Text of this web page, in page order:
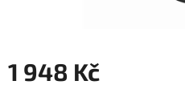
1 948 Kč